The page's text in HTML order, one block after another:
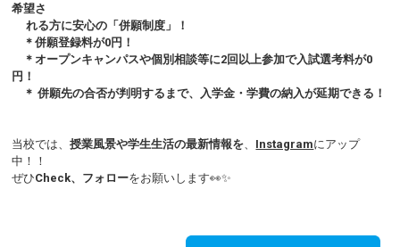
希望さ
れる方に安心の「併願制度」！
＊併願登録料が0円！
＊オープンキャンパスや個別相談等に2回以上参加で入試選考料が0
円！
＊ 併願先の合否が判明するまで、入学金・学費の納入が延期できる！
当校では、授業風景や学生生活の最新情報を、 Instagramにアップ
中！！
ぜひCheck、フォローをお願いします👀✨